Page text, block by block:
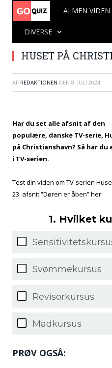
ALMEN VIDEN
DIVERSE
HUSET PÅ
AF REDAKTIONEN DEN 8. JULI 2024
Har du set alle afsnit af den
populære, danske TV-serie,
på Christianshavn? Så har
i TV-serien.
Test din viden om TV-serien
23. afsnit “Døren er åben” her:
1. Hvilket
Svømmekursus
Revisorkursus
Madkursus
PRØV OGSÅ: